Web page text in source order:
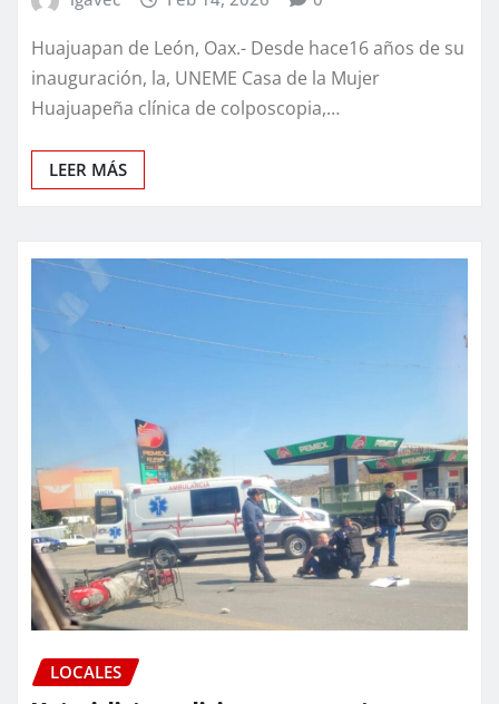
Huajuapan de León, Oax.- Desde hace16 años de su
inauguración, la, UNEME Casa de la Mujer
Huajuapeña clínica de colposcopia,…
LEER MÁS
LOCALES